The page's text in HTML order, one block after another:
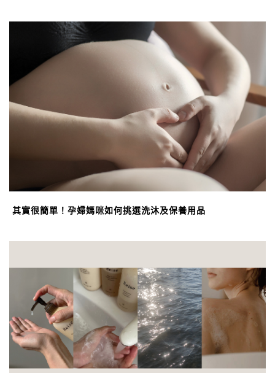
其實很簡單！孕婦媽咪如何挑選洗沐及保養用品